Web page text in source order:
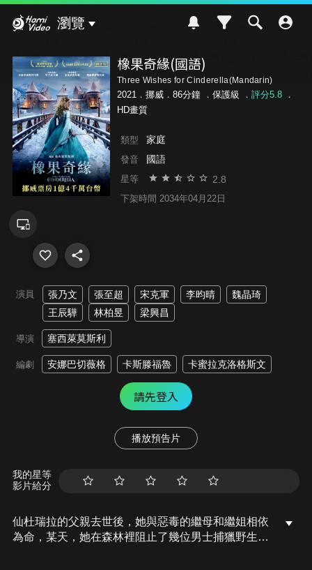
瀏覽
橡果奇緣(國語)
Three Wishes for Cinderella(Mandarin)
2021．挪威．86分鐘 ． 保護級 ． 評分5.8．
HD畫質
類型 家庭
發音 國語
星等 2.8
下架時間 2034年04月22日
演員 張乃文 張至超 宋克軍 李昀晴
魏晶琦
王辰驊
林柏昱 梁興昌
導演 塞西萊莫斯利
編劇 安娜巴切薇格 卡斯滕福魯 卡蜜拉克洛格斯文
請先登入
播放預告片
我的星等
影片給分
仙杜瑞拉的父親去世後，她與惡毒的繼母和繼姐相依
為命，某天，她在森林裡阻止了幾位男士捕獵野生動